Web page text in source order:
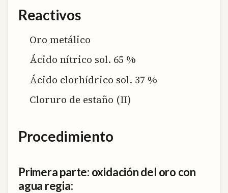
Reactivos
Oro metálico
Ácido nítrico sol. 65 %
Ácido clorhídrico sol. 37 %
Cloruro de estaño (II)
Procedimiento
Primera parte: oxidación del oro con
agua regia: